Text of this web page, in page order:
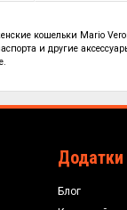
кошельки Mario
и другие
Додатки
Блог